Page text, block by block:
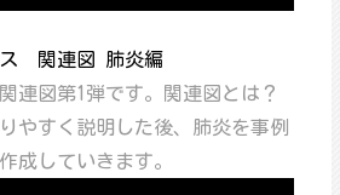
ス 関連図 肺炎編
連図第1弾です。関連図とは？
やすく説明した後、肺炎を事例
成していきます。